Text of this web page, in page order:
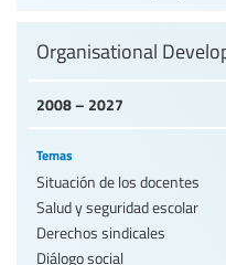
2008 – 2027
Organisational
Temas
Situación de los docentes
Salud y seguridad escolar
Derechos sindicales
Diálogo social